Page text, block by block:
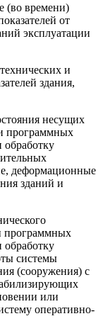
(во времени)
от
эксплуатации
и
здания,
несущих
программных
обработку
деформационные
зданий и
программных
обработку
системы
(сооружения) с
или
оперативно-